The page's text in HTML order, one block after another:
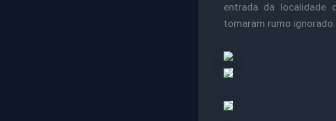
entrada da localidade
tomaram rumo ignorado.